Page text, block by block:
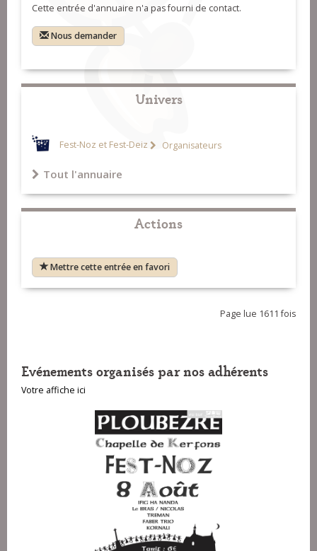
Cette entrée d'annuaire n'a pas fourni de contact.
Nous demander
Univers
Fest-Noz et Fest-Deiz Organisateurs
Tout l'annuaire
Actions
Mettre cette entrée en favori
Page lue 1611 fois
Evénements organisés par nos adhérents
Votre affiche ici